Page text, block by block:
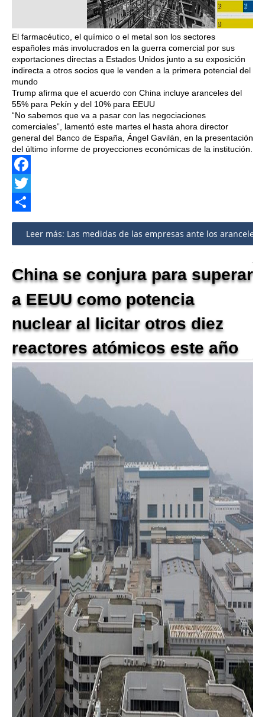
El farmacéutico, el químico o el metal son los sectores
españoles más involucrados en la guerra comercial por sus
exportaciones directas a Estados Unidos junto a su exposición
indirecta a otros socios que le venden a la primera potencial del
mundo
Trump afirma que el acuerdo con China incluye aranceles del
55% para Pekín y del 10% para EEUU
“No sabemos que va a pasar con las negociaciones
comerciales”, lamentó este martes el hasta ahora director
general del Banco de España, Ángel Gavilán, en la presentación
del último informe de proyecciones económicas de la institución.
Facebook
Twitter
Share
Leer más: Las medidas de las empresas ante los
China se conjura para superar
a EEUU como potencia
nuclear al licitar otros diez
reactores atómicos este año